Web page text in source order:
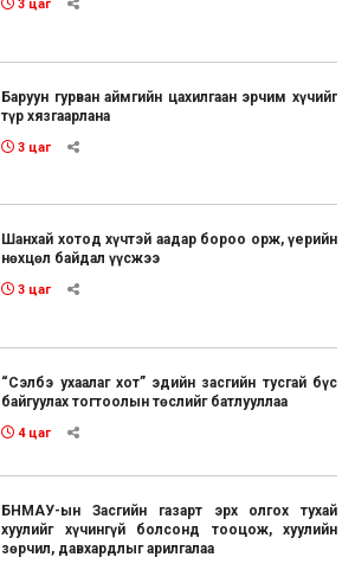
3 цаг
Баруун гурван аймгийн цахилгаан эрчим хүчийг
түр хязгаарлана
3 цаг
Шанхай хотод хүчтэй аадар бороо орж, үерийн
нөхцөл байдал үүсжээ
3 цаг
“Сэлбэ ухаалаг хот” эдийн засгийн тусгай бүс
байгуулах тогтоолын төслийг батлууллаа
4 цаг
БНМАУ-ын Засгийн газарт эрх олгох тухай
хуулийг хүчингүй болсонд тооцож, хуулийн
зөрчил, давхардлыг арилгалаа